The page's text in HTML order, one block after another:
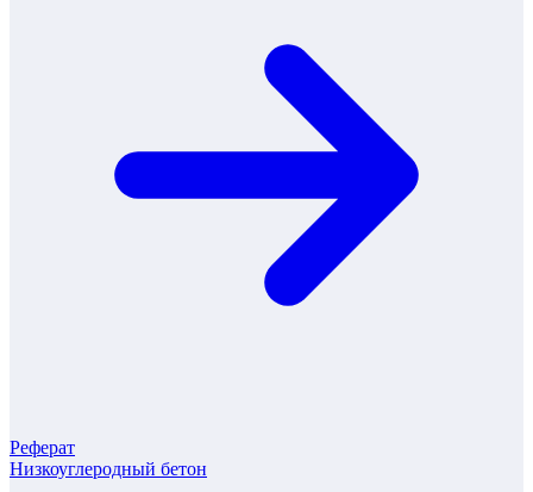
Реферат
Низкоуглеродный бетон